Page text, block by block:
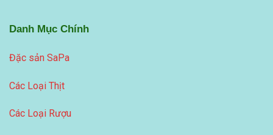
Danh Mục Chính
Đặc sản SaPa
Các Loại Thịt
Các Loại Rượu